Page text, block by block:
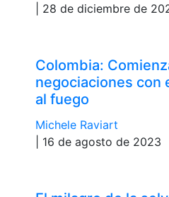
| 28 de diciembre de
Colombia:
negociaciones con
al fuego
Michele Raviart
| 16 de agosto de 2023